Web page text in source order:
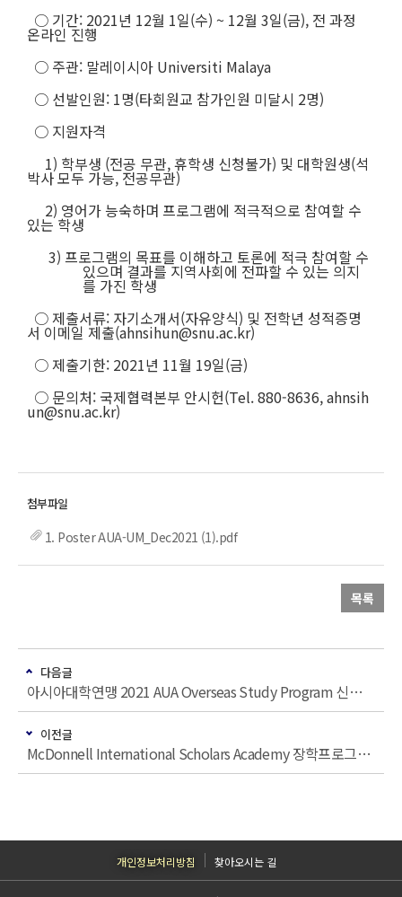
○ 기간: 2021년 12월 1일(수) ~ 12월 3일(금), 전 과정
온라인 진행
○ 주관: 말레이시아 Universiti Malaya
○ 선발인원: 1명(타회원교 참가인원 미달시 2명)
○ 지원자격
1) 학부생 (전공 무관, 휴학생 신청불가) 및 대학원생(석
박사 모두 가능, 전공무관)
2) 영어가 능숙하며 프로그램에 적극적으로 참여할 수
있는 학생
3) 프로그램의 목표를 이해하고 토론에 적극 참여할 수
있으며 결과를 지역사회에 전파할 수 있는 의지
를 가진 학생
○제출서류: 자기소개서(자유양식) 및 전학년 성적증명
서 이메일 제출(ahnsihun@snu.ac.kr)
○제출기한: 2021년 11월 19일(금)
○ 문의처: 국제협력본부 안시헌(Tel. 880-8636, ahnsih
un@snu.ac.kr)
1. Poster AUA-UM_Dec2021 (1).pdf
목록
다음글
아시아대학연맹 2021 AUA Overseas Study Program 신청 안내(Sha ping the Future Generation for Life Beyond COVID-19)
이전글
McDonnell International Scholars Academy 장학프로그램 설명회
개인정보처리방침 찾아오시는 길